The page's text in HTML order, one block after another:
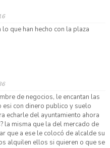
que han hecho con la plaza
de negocios, le encantan las
con dinero publico y suelo
echarle del ayuntamiento ahora
la misma que la del mercado de
que a ese le colocó de alcalde su
alquilen ellos si quieren o que se